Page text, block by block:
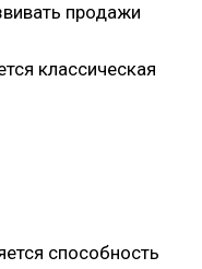
продажи
классическая
способность